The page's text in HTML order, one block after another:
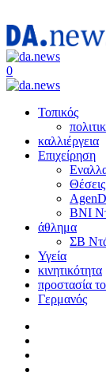
0
Τοπικός
καλλιέργεια
Επιχείρηση
Θέσεις
BNI
άθλημα
ΣΒ
Υγεία
κινητικότητα
προστασία
Γερμανός